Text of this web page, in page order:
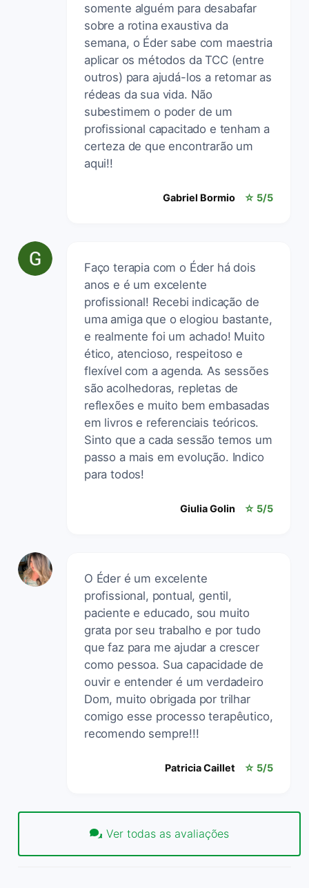
somente alguém para desabafar
sobre a rotina exaustiva da
semana, o Éder sabe com maestria
aplicar os métodos da TCC (entre
outros) para ajudá-los a retomar as
rédeas da sua vida. Não
subestimem o poder de um
profissional capacitado e tenham a
certeza de que encontrarão um
aqui!!
Gabriel Bormio ☆ 5/5
Faço terapia com o Éder há dois
anos e é um excelente
profissional! Recebi indicação de
uma amiga que o elogiou bastante,
e realmente foi um achado! Muito
ético, atencioso, respeitoso e
flexível com a agenda. As sessões
são acolhedoras, repletas de
reflexões e muito bem embasadas
em livros e referenciais teóricos.
Sinto que a cada sessão temos um
passo a mais em evolução. Indico
para todos!
Giulia Golin ☆ 5/5
O Éder é um excelente
profissional, pontual, gentil,
paciente e educado, sou muito
grata por seu trabalho e por tudo
que faz para me ajudar a crescer
como pessoa. Sua capacidade de
ouvir e entender é um verdadeiro
Dom, muito obrigada por trilhar
comigo esse processo terapêutico,
recomendo sempre!!!
Patricia Caillet ☆ 5/5
Ver todas as avaliações